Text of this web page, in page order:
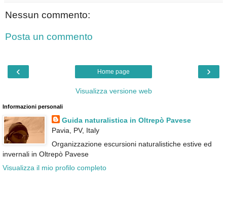
Nessun commento:
Posta un commento
‹ ›
Home page
Visualizza versione web
Informazioni personali
Guida naturalistica in Oltrepò Pavese
Pavia, PV, Italy
Organizzazione escursioni naturalistiche estive ed
invernali in Oltrepò Pavese
Visualizza il mio profilo completo